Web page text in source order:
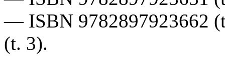
— ISBN 9782897923662
(t. 3).